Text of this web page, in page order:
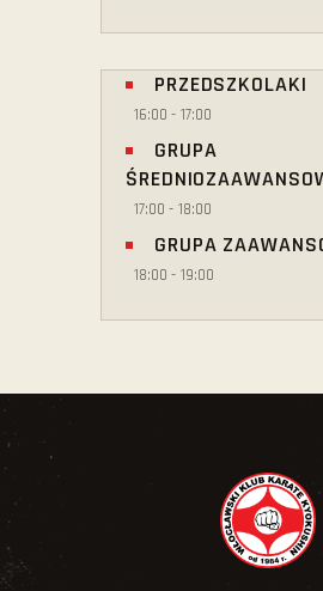
PRZEDSZKOLAKI
16:00 - 17:00
GRUPA
17:00 - 18:00
GRUPA
18:00 - 19:00